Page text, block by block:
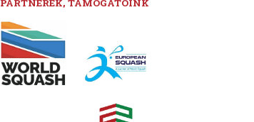
PARTNEREK, TÁMOGATÓINK